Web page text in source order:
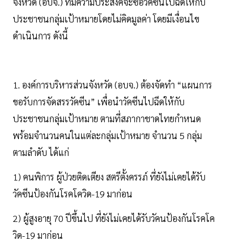
ประชาชนกลุ่มเป้าหมายโดยไม่คิดมูลค่า โดยมีเงื่อนไข
ดำเนินการ ดังนี้
1. องค์การบริหารส่วนจังหวัด (อบจ.) ต้องจัดทำ “แผนการ
ขอรับการจัดสรรวัคซีน” เพื่อนำวัคซีนไปฉีดให้กับ
ประชาชนกลุ่มเป้าหมาย ตามที่สภากาชาดไทยกำหนด
พร้อมจำนวนคนในแต่ละกลุ่มเป้าหมาย จำนวน 5 กลุ่ม
ตามลำดับ ได้แก่
1) คนพิการ ผู้ป่วยติดเตียง สตรีตั้งครรภ์ ที่ยังไม่เคยได้รับ
วัคซีนป้องกันโรคโควิด-19 มาก่อน
2) ผู้สูงอายุ 70 ปีขึ้นไป ที่ยังไม่เคยได้รับวัคนป้องกันโรคโค
วิด-19 มาก่อน